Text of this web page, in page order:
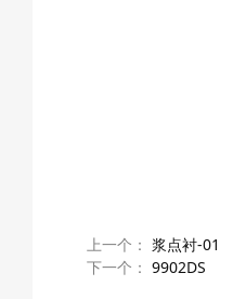
上一个： 浆点衬-01
下一个： 9902DS